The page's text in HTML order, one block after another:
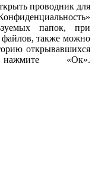
проводник для
папок, при
также можно
открывавшихся
«Ок».